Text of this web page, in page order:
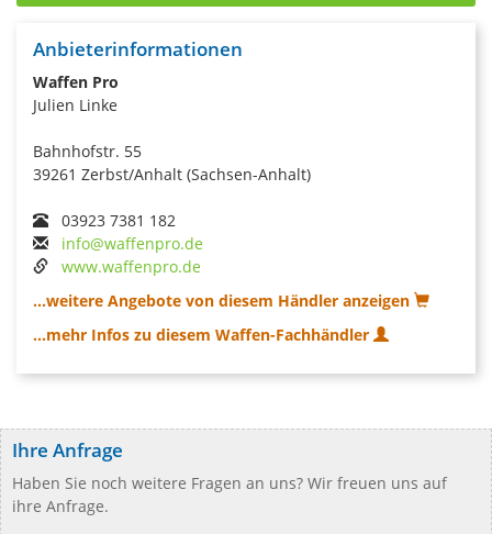
Anbieterinformationen
Waffen Pro
Julien Linke
Bahnhofstr. 55
39261 Zerbst/Anhalt (Sachsen-Anhalt)
03923 7381 182
info@waffenpro.de
www.waffenpro.de
...weitere Angebote von diesem Händler anzeigen
...mehr Infos zu diesem Waffen-Fachhändler
Ihre Anfrage
Haben Sie noch weitere Fragen an uns? Wir freuen uns auf
ihre Anfrage.